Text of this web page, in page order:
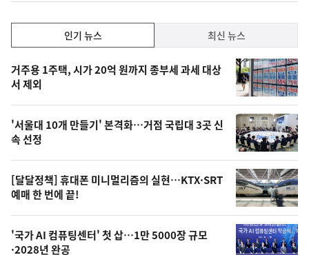
기,
최
신,
오
늘
의
영
상
오
인기 뉴스 최신 뉴스
기
뉴
스
거주용 1주택, 시가 20억 원까지 종부세 과세 대상
서 제외
'서울대 10개 만들기' 본격화…거점 국립대 3곳 신
속 선정
[달달정책] 휴대폰 미니멀리즘의 실현…KTX·SRT
예매 한 번에 끝!
'국가 AI 컴퓨팅센터' 첫 삽…1만 5000장 규모
·2028년 완공